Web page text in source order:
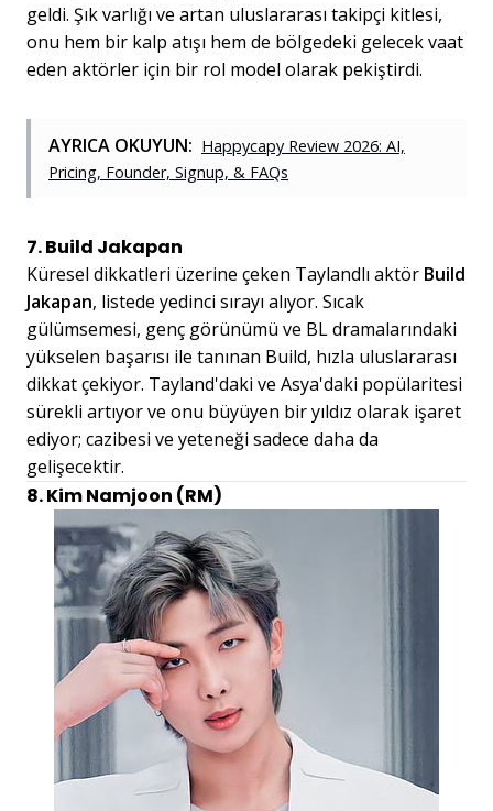
geldi. Şık varlığı ve artan uluslararası takipçi kitlesi,
onu hem bir kalp atışı hem de bölgedeki gelecek vaat
eden aktörler için bir rol model olarak pekiştirdi.
AYRICA OKUYUN: Happycapy Review 2026: AI,
Pricing, Founder, Signup, & FAQs
7. Build Jakapan
Küresel dikkatleri üzerine çeken Taylandlı aktör Build
Jakapan, listede yedinci sırayı alıyor. Sıcak
gülümsemesi, genç görünümü ve BL dramalarındaki
yükselen başarısı ile tanınan Build, hızla uluslararası
dikkat çekiyor. Tayland'daki ve Asya'daki popülaritesi
sürekli artıyor ve onu büyüyen bir yıldız olarak işaret
ediyor; cazibesi ve yeteneği sadece daha da
gelişecektir.
8. Kim Namjoon (RM)